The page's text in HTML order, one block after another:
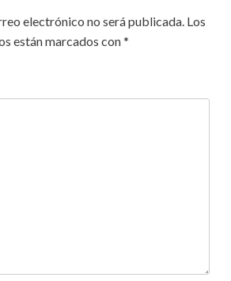
electrónico no será publicada. Los
están marcados con*